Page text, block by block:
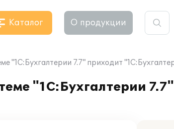
Каталог О продукции
"1С:Бухгалтерии 7.7" приходит
"1С:Бухгалтерии